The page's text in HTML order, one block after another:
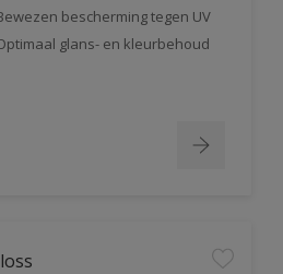
bescherming tegen UV
glans- en kleurbehoud